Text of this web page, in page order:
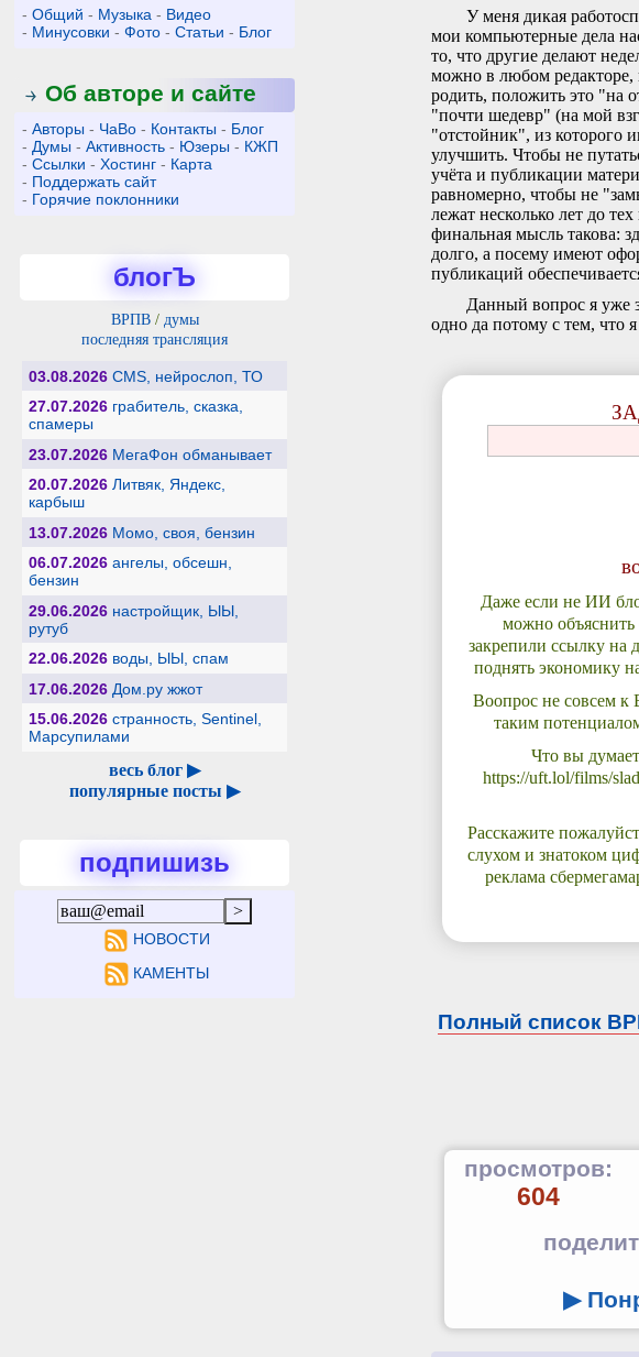
-Общий - Музыка - Видео
- Минусовки -Фото -Статьи - Блог
Об авторе и сайте
-Авторы - ЧаВо - Контакты - Блог
- Думы -Активность - Юзеры - КЖП
-Ссылки -Хостинг - Карта
- Поддержать сайт
- Горячие поклонники
блогЪ
ВРПВ/ думы
последняя трансляция
03.08.2026 CMS, нейрослоп, ТО
27.07.2026 грабитель, сказка,
спамеры
23.07.2026 МегаФон обманывает
20.07.2026 Литвяк, Яндекс,
карбыш
13.07.2026 Момо, своя, бензин
06.07.2026 ангелы, обсешн,
бензин
29.06.2026 настройщик, ЫЫ,
рутуб
22.06.2026 воды, ЫЫ, спам
17.06.2026 Дом.ру жжот
15.06.2026 странность, Sentinel,
Марсупилами
весь блог ▶
популярные посты ▶
подпишизь
НОВОСТИ
КАМЕНТЫ
У меня дикая
мои компьютерные дела
то, что другие делают
можно в любом редакторе,
родить, положить это "на
"почти шедевр" (на мой
"отстойник", из которого
улучшить. Чтобы не
учёта и публикации
равномерно, чтобы не
лежат несколько лет до
финальная мысль такова:
долго, а посему имеют
публикаций
Данный вопрос я уже
одно да потому с тем, что я
Даже если не ИИ
можно объяснить
закрепили ссылку на
поднять экономику
Воопрос не совсем к
таким
Что вы
https://uft.lol/films/
Расскажите
слухом и знатоком
реклама
Полный список
просмотров:
604
▶